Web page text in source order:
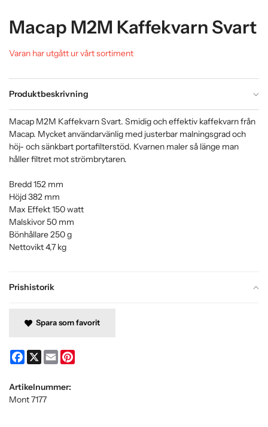
Macap M2M Kaffekvarn Svart
Varan har utgått ur vårt sortiment
Produktbeskrivning
Prishistorik
Macap M2M Kaffekvarn Svart. Smidig och effektiv kaffekvarn från
Macap. Mycket användarvänlig med justerbar malningsgrad och
höj- och sänkbart portafilterstöd. Kvarnen maler så länge man
håller filtret mot strömbrytaren.
Bredd 152 mm
Höjd 382 mm
Max Effekt 150 watt
Malskivor 50 mm
Bönhållare 250 g
Nettovikt 4,7 kg
Spara som favorit
Facebook
X Email
Artikelnummer:
Mont 7177